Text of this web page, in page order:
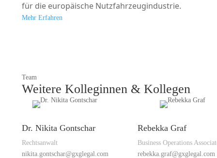
für die europäische Nutzfahrzeugindustrie.
Mehr Erfahren
Team
Weitere Kolleginnen & Kollegen
Dr. Nikita Gontschar
Rechtsanwalt
nikita.gontschar@gxglegal.com
Rebekka Graf
Business Operations
rebekka.graf@gxglegal.com